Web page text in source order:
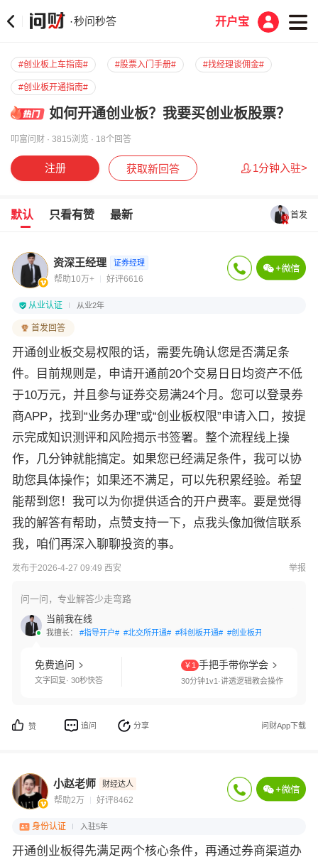
·秒问秒答 开户宝
#创业板上车指南# #股票入门手册# #找经理谈佣金#
#创业板开通指南#
如何开通创业板？我要买创业板股票？
叩富问财 · 3815浏览 · 18个回答
注册 获取新回答 1分钟入驻>
默认 只看有赞 最新 首发
资深王经理 证券经理
帮助10万+ 好评6616
从业认证 从业2年
首发回答
开通创业板交易权限的话，需要先确认您是否满足条
件。目前规则是，申请开通前20个交易日日均资产不低
于10万元，并且参与证券交易满24个月。您可以登录券
商APP，找到“业务办理”或“创业板权限”申请入口，按提
示完成知识测评和风险揭示书签署。整个流程线上操
作，几分钟就能搞定。如果您已经满足条件，我可以协
助您具体操作；如果还不满足，可以先积累经验。希望
能帮到您！我可以为你提供适合的开户费率。要是觉得
我的解答有帮助，点赞支持一下，点我头像加微信联系
我，咱们再深入聊聊投资的事。
发布于2026-4-27 09:49 西安 举报
问一问，专业解答少走弯路
当前我在线
我擅长： #指导开户# #北交所开通# #科创板开通# #创业板开通#
免费追问
文字回复· 30秒快答
￥1 手把手带你学会
30分钟1v1·讲透逻辑教会操作
赞 追问 分享 问财App下载
小赵老师 财经达人
帮助2万 好评8462
身份认证 入驻5年
开通创业板得先满足两个核心条件，再通过券商渠道办